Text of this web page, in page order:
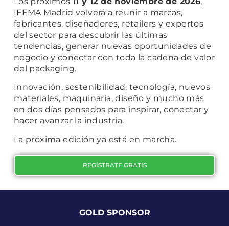
IFEMA Madrid volverá a reunir a marcas,
fabricantes, diseñadores, retailers y expertos
del sector para descubrir las últimas
tendencias, generar nuevas oportunidades de
negocio y conectar con toda la cadena de valor
del packaging.
Innovación, sostenibilidad, tecnología, nuevos
materiales, maquinaria, diseño y mucho más
en dos días pensados para inspirar, conectar y
hacer avanzar la industria.
La próxima edición ya está en marcha.
REGÍSTRATE GRATIS
GOLD SPONSOR